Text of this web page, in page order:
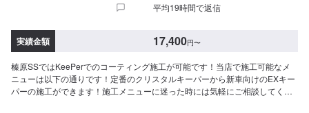
（LLサイズ）131,400円（XLサイズ）＜エコプラスダイヤモンドキーパー
れがつきにくい施工です。ノーメンテで3年耐久！（メンテありで5年耐久）
⚪︎施工価格（車サイズ）72,200円（SSサイズ）79,900円（Sサイズ）87,600
サイズ）＜EXキーパー（作業時間：6時間〜1日）＞新車向けのコーティング
（新車以外は別途料金で研磨作業が必要な場合もあります）。高密度ガラス
被膜で水垢などに強くかつてない程の艶を生み出します！ノーメンテで3年耐
平均19時間で返信
実績金額 17,400円〜
榛原SSではKeePerでのコーティング施工が可能です！当店で施工可能なメ
ニューは以下の通りです！定番のクリスタルキーパーから新車向けのEXキー
パーの施工ができます！施工メニューに迷った時には気軽にご相談してくだ